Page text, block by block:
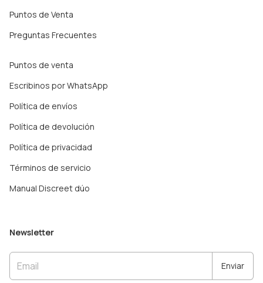
Puntos de Venta
Preguntas Frecuentes
Puntos de venta
Escribinos por WhatsApp
Política de envíos
Política de devolución
Política de privacidad
Términos de servicio
Manual Discreet dúo
Newsletter